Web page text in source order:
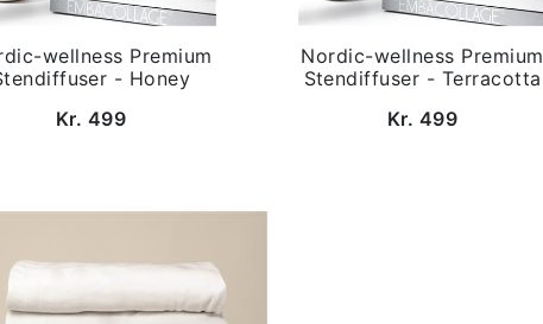
wellness Premium
- Honey
Kr. 499
Nordic-wellness Premium
Stendiffuser - Terracotta
Kr. 499